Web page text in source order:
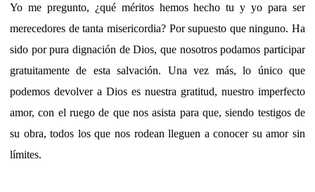
Yo me pregunto, ¿qué méritos hemos hecho tu y yo para ser
merecedores de tanta misericordia? Por supuesto que ninguno. Ha
sido por pura dignación de Dios, que nosotros podamos participar
gratuitamente de esta salvación. Una vez más, lo único que
podemos devolver a Dios es nuestra gratitud, nuestro imperfecto
amor, con el ruego de que nos asista para que, siendo testigos de
su obra, todos los que nos rodean lleguen a conocer su amor sin
límites.